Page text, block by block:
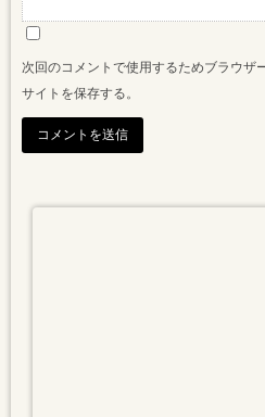
次回のコメントで使用するためブラウザ
サイトを保存する。